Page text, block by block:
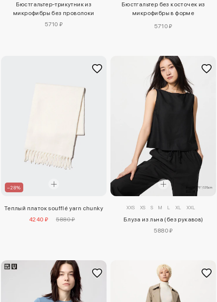
Бюстгальтер-трикутник из
микрофибры без проволоки
5710 ₽
Бюстгальтер без косточек из
микрофибры в форме
5710 ₽
–28%
Теплый платок soufflé yarn chunky
4240 ₽
5880 ₽
XXS XS S M L XL XXL
Блуза из льна (без рукавов)
5880 ₽